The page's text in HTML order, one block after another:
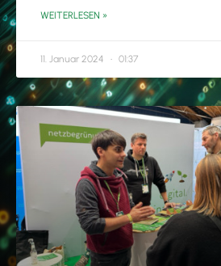
WEITERLESEN »
11. Januar 2024 01:37